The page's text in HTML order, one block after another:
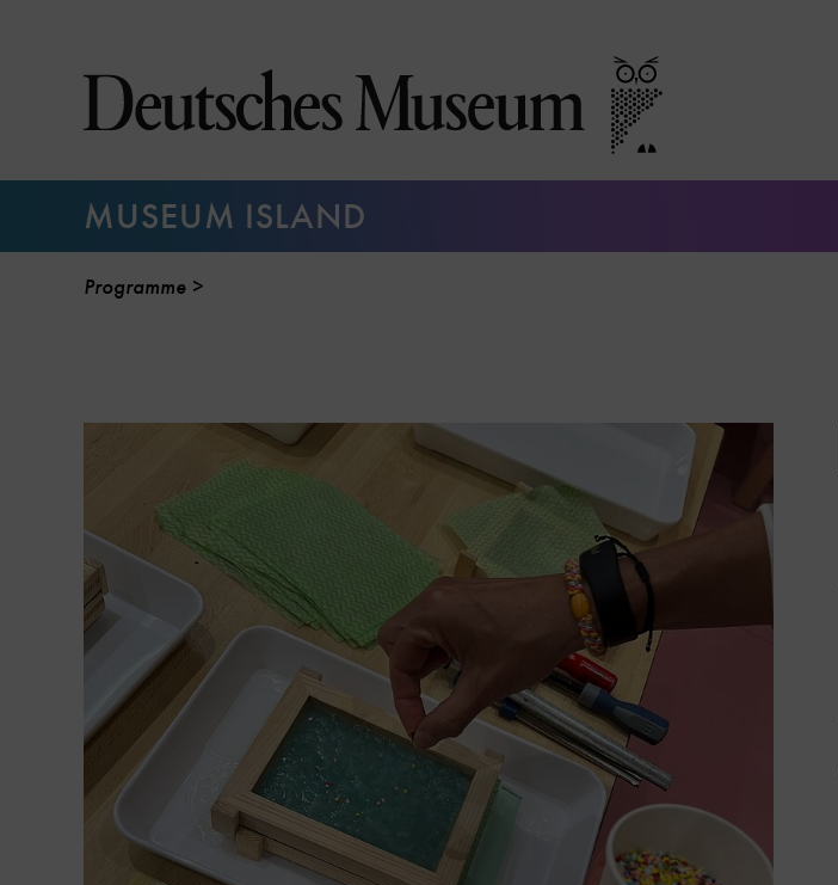
contents
MUSEUM ISLAND
Programme